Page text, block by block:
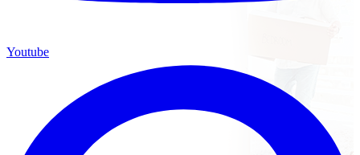
Youtube